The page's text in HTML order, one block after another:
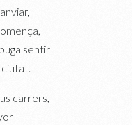
sentir
carrers,